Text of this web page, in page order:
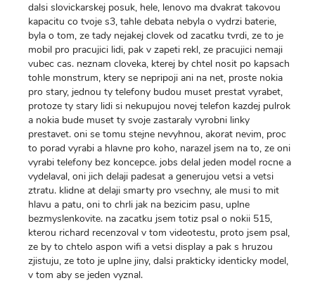
dalsi slovickarskej posuk, hele, lenovo ma dvakrat takovou
kapacitu co tvoje s3, tahle debata nebyla o vydrzi baterie,
byla o tom, ze tady nejakej clovek od zacatku tvrdi, ze to je
mobil pro pracujici lidi, pak v zapeti rekl, ze pracujici nemaji
vubec cas. neznam cloveka, kterej by chtel nosit po kapsach
tohle monstrum, ktery se nepripoji ani na net, proste nokia
pro stary, jednou ty telefony budou muset prestat vyrabet,
protoze ty stary lidi si nekupujou novej telefon kazdej pulrok
a nokia bude muset ty svoje zastaraly vyrobni linky
prestavet. oni se tomu stejne nevyhnou, akorat nevim, proc
to porad vyrabi a hlavne pro koho, narazel jsem na to, ze oni
vyrabi telefony bez koncepce. jobs delal jeden model rocne a
vydelaval, oni jich delaji padesat a generujou vetsi a vetsi
ztratu. klidne at delaji smarty pro vsechny, ale musi to mit
hlavu a patu, oni to chrli jak na bezicim pasu, uplne
bezmyslenkovite. na zacatku jsem totiz psal o nokii 515,
kterou richard recenzoval v tom videotestu, proto jsem psal,
ze by to chtelo aspon wifi a vetsi display a pak s hruzou
zjistuju, ze toto je uplne jiny, dalsi prakticky identicky model,
v tom aby se jeden vyznal.